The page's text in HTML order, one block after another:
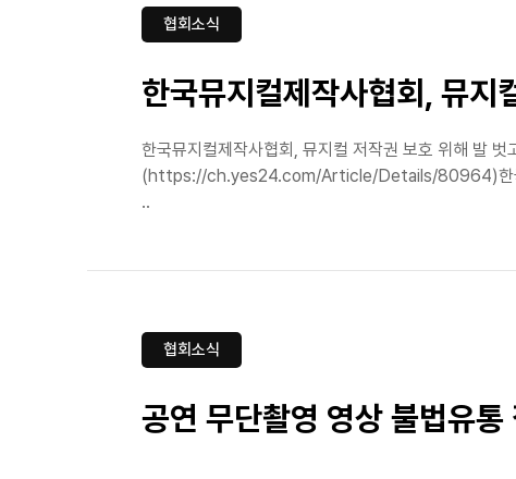
협회소식
한국뮤지컬제작사협회, 뮤지
한국뮤지컬제작사협회, 뮤지컬 저작권 보호 위해 발
(https://ch.yes24.com/Article/Details/80964)한국뮤
..
협회소식
공연 무단촬영 영상 불법유통